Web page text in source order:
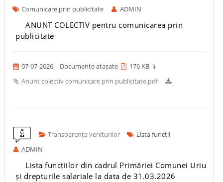
Comunicare prin publicitate ADMIN
ANUNT COLECTIV pentru comunicarea prin
publicitate
07-07-2026 Documente atașate
176 KB ↴
Anunt colectiv comunicare prin publicitate.pdf
Transparența veniturilor
Lista funcții
ADMIN
Lista funcțiilor din cadrul Primăriei Comunei Uriu
și drepturile salariale la data de 31.03.2026